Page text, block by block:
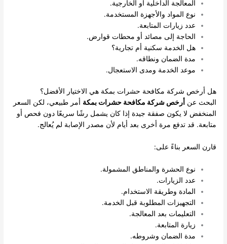
المعالجة الداخلية أو الخارجية.
نوع المواد والأجهزة المستخدمة.
عدد زيارات المتابعة.
الحاجة إلى مصائد أو محطات قوارض.
هل الخدمة سكنية أم تجارية؟
مدة الضمان ونطاقه.
موعد الخدمة ومدى الاستعجال.
هل أرخص شركة مكافحة حشرات بمكة هي الاختيار الأفضل؟
البحث عن أرخص شركة مكافحة حشرات بمكة أمر طبيعي، لكن السعر
المنخفض لا يكون صفقة جيدة إذا كان يشمل رشًا سريعًا دون فحص أو
متابعة. قد تدفع مرة أخرى بعد أيام لأن مصدر الإصابة لم يُعالج.
قارن السعر بناءً على:
نوع الحشرة والمناطق المشمولة.
عدد الزيارات.
المادة وطريقة الاستخدام.
التجهيزات المطلوبة قبل الخدمة.
التعليمات بعد المعالجة.
زيارة المتابعة.
مدة الضمان وشروطه.